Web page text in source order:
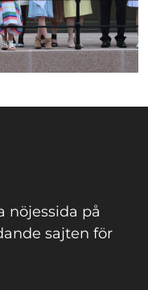
nöjessida på
sajten för